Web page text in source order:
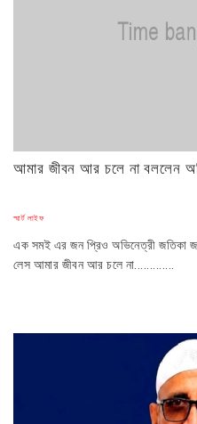
আমার জীবন আর চলে না বললেন
স্মার্ট লাইফ
এক সমই এর জন প্রিও অভিনেত্রী জতিকা
লেস আমার জীবন আর চলে না.............